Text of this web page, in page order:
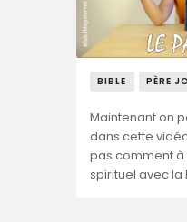
BIBLE PÈRE
Maintenant on
dans cette
pas comment à
spirituel avec la